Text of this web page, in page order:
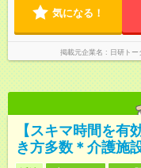
気になる！
掲載元企業名 日研ト
【スキマ時間を有
き方多数＊介護施